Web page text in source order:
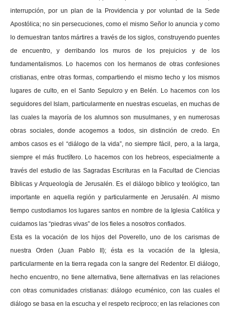
interrupción, por un plan de la Providencia y por voluntad de la Sede
Apostólica; no sin persecuciones, como el mismo Señor lo anuncia y como
lo demuestran tantos mártires a través de los siglos, construyendo puentes
de encuentro, y derribando los muros de los prejuicios y de los
fundamentalismos. Lo hacemos con los hermanos de otras confesiones
cristianas, entre otras formas, compartiendo el mismo techo y los mismos
lugares de culto, en el Santo Sepulcro y en Belén. Lo hacemos con los
seguidores del Islam, particularmente en nuestras escuelas, en muchas de
las cuales la mayoría de los alumnos son musulmanes, y en numerosas
obras sociales, donde acogemos a todos, sin distinción de credo. En
ambos casos es el “diálogo de la vida”, no siempre fácil, pero, a la larga,
siempre el más fructífero. Lo hacemos con los hebreos, especialmente a
través del estudio de las Sagradas Escrituras en la Facultad de Ciencias
Bíblicas y Arqueología de Jerusalén. Es el diálogo bíblico y teológico, tan
importante en aquella región y particularmente en Jerusalén. Al mismo
tiempo custodiamos los lugares santos en nombre de la Iglesia Católica y
cuidamos las “piedras vivas” de los fieles a nosotros confiados.
Esta es la vocación de los hijos del Poverello, uno de los carismas de
nuestra Orden (Juan Pablo II); ésta es la vocación de la Iglesia,
particularmente en la tierra regada con la sangre del Redentor. El diálogo,
hecho encuentro, no tiene alternativa, tiene alternativas en las relaciones
con otras comunidades cristianas: diálogo ecuménico, con las cuales el
diálogo se basa en la escucha y el respeto recíproco; en las relaciones con